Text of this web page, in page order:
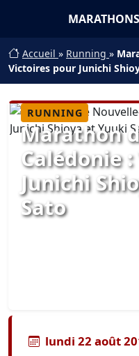
Accueil » Running »
Victoires pour Junichi
RUNNING
Marathon
Calédonie
Junichi
Sato
lundi 22 août